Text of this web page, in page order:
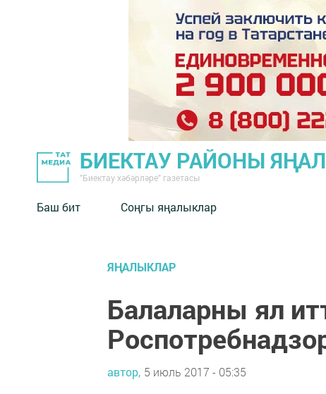
БИЕКТАУ РАЙОНЫ
"Биектау хәбәрләре" газетасы
Баш бит Соңгы яңалыклар
ЯҢАЛЫКЛАР
Балаларны ял
автор, 5 июль 2017 - 05:35